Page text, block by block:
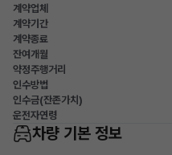
계약업체
계약기간
계약종료
잔여개월
약정주행거리
인수방법
인수금(잔존가치)
운전자연령
차량 기본 정보